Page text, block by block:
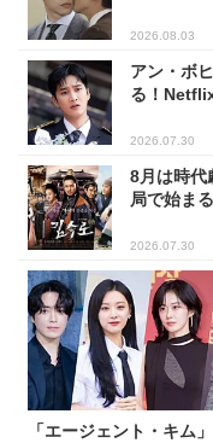
2026.08.03
アン・ボ
る！
2026.07.30
8月は時代
局で始ま
2026.07.30
「エージェント・キム